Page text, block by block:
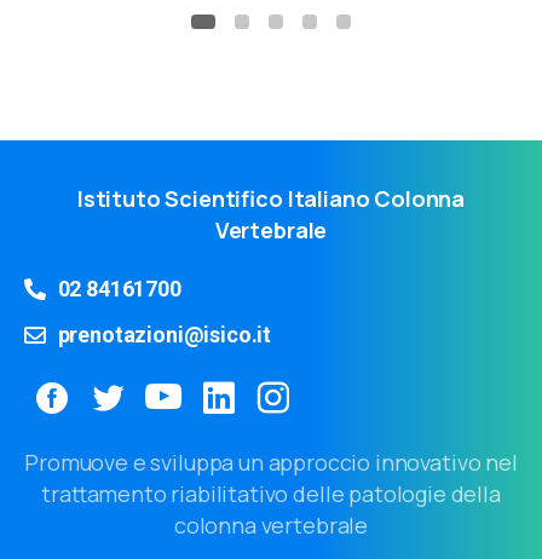
Istituto Scientifico Italiano Colonna
Vertebrale
02 84161700
prenotazioni@isico.it
Promuove e sviluppa un approccio innovativo nel
trattamento riabilitativo delle patologie della
colonna vertebrale